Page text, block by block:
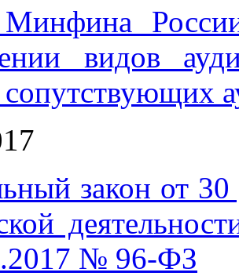
Минфина
видов
закон от
№ 96-ФЗ